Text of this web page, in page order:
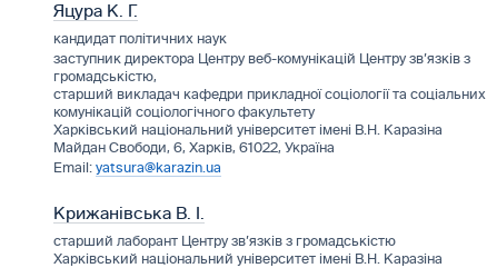
Яцура К. Г.
кандидат політичних наук
заступник директора Центру веб-комунікацій Центру зв’язків з
громадськістю,
старший викладач кафедри прикладної соціології та соціальних
комунікацій соціологічного факультету
Харківський національний університет імені В.Н. Каразіна
Майдан Свободи, 6, Харків, 61022, Україна
yatsura@karazin.ua
Крижанівська В. І.
старший лаборант Центру зв’язків з громадськістю
Харківський національний університет імені В.Н. Каразіна